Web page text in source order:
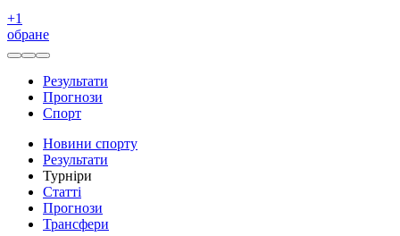
+1
обране
Результати
Прогнози
Спорт
Новини спорту
Результати
Турніри
Статті
Прогнози
Трансфери